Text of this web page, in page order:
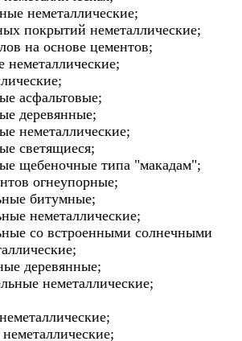
неметаллические;
покрытий неметаллические;
на основе цементов;
неметаллические;
асфальтовые;
деревянные;
неметаллические;
светящиеся;
щебеночные типа "макадам";
огнеупорные;
битумные;
неметаллические;
со встроенными солнечными
деревянные;
неметаллические;